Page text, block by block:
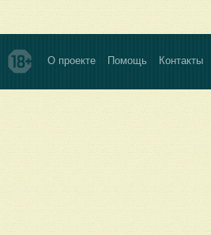
О проекте Помощь Контакты